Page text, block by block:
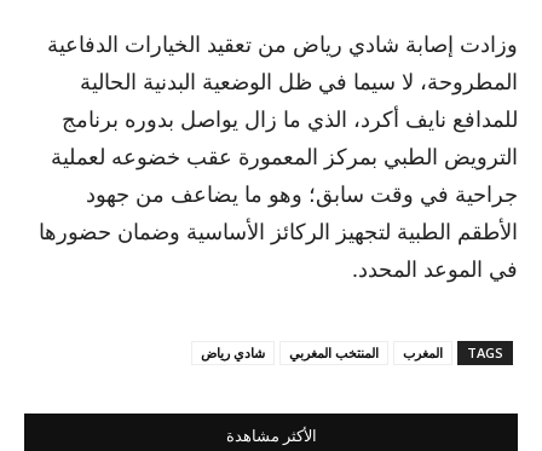
وزادت إصابة شادي رياض من تعقيد الخيارات الدفاعية
المطروحة، لا سيما في ظل الوضعية البدنية الحالية
للمدافع نايف أكرد، الذي ما زال يواصل بدوره برنامج
الترويض الطبي بمركز المعمورة عقب خضوعه لعملية
جراحية في وقت سابق؛ وهو ما يضاعف من جهود
الأطقم الطبية لتجهيز الركائز الأساسية وضمان حضورها
في الموعد المحدد.
TAGS المغرب المنتخب المغربي شادي رياض
الأكثر مشاهدة